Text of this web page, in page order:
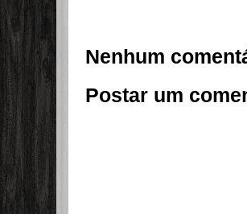
Nenhum
Postar um